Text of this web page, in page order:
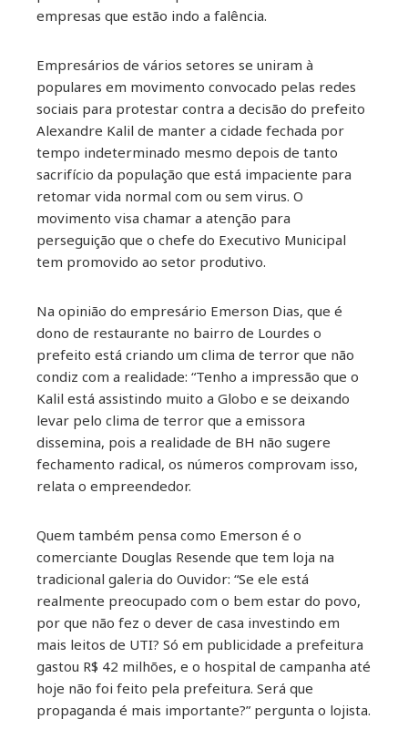
empresas que estão indo a falência.
Empresários de vários setores se uniram à
populares em movimento convocado pelas redes
sociais para protestar contra a decisão do prefeito
Alexandre Kalil de manter a cidade fechada por
tempo indeterminado mesmo depois de tanto
sacrifício da população que está impaciente para
retomar vida normal com ou sem virus. O
movimento visa chamar a atenção para
perseguição que o chefe do Executivo Municipal
tem promovido ao setor produtivo.
Na opinião do empresário Emerson Dias, que é
dono de restaurante no bairro de Lourdes o
prefeito está criando um clima de terror que não
condiz com a realidade: “Tenho a impressão que o
Kalil está assistindo muito a Globo e se deixando
levar pelo clima de terror que a emissora
dissemina, pois a realidade de BH não sugere
fechamento radical, os números comprovam isso,
relata o empreendedor.
Quem também pensa como Emerson é o
comerciante Douglas Resende que tem loja na
tradicional galeria do Ouvidor: “Se ele está
realmente preocupado com o bem estar do povo,
por que não fez o dever de casa investindo em
mais leitos de UTI? Só em publicidade a prefeitura
gastou R$ 42 milhões, e o hospital de campanha até
hoje não foi feito pela prefeitura. Será que
propaganda é mais importante?” pergunta o lojista.